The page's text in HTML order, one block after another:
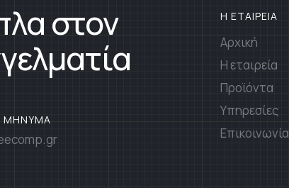
στον
ΜΗΝΥΜΑ
Η ΕΤΑΙΡΕΙΑ
Αρχική
Η εταιρεία
Προϊόντα
Υπηρεσίες
Επικοινωνία